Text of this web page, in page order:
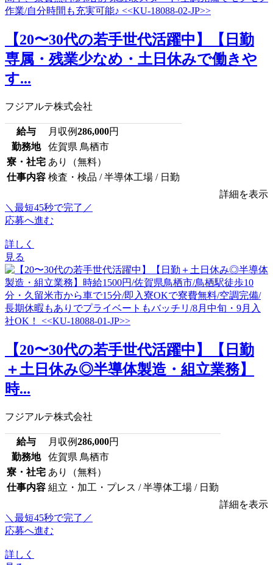
【20〜30代の若手世代活躍中】【日勤
専属・残業少なめ・土日休みで働きや
す...
フジアルテ株式会社
給与 月収例286,000円
勤務地
佐賀県 鳥栖市
寮・社宅 あり（無料）
仕事内容 検査・検品 / 半導体工場 / 日勤
詳細を表示
＼最短45秒で完了／
応募へ進む
詳しく
見る
【20〜30代の若手世代活躍中】【日勤
＋土日休み◎半導体製造・組立業務】
時...
フジアルテ株式会社
給与 月収例286,000円
勤務地
佐賀県 鳥栖市
寮・社宅 あり（無料）
仕事内容 組立・加工・プレス / 半導体工場 / 日勤
詳細を表示
＼最短45秒で完了／
応募へ進む
詳しく